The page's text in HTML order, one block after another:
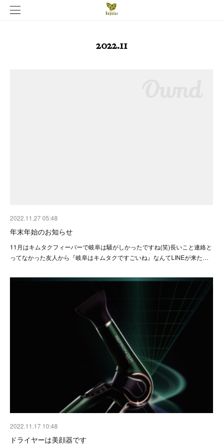
2022.11
2022.11.27 05:48
年末年始のお知らせ
11月はキムタクフィーバーで岐阜は騒がしかったですね(笑)長いこと連絡と
ってなかった友人から『岐阜はキムタクですごいね』なんてLINEが来た…
2022.11.17 10:48
ドライヤーは美顔器です